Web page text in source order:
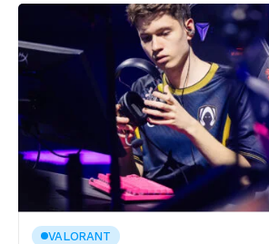
VALORANT